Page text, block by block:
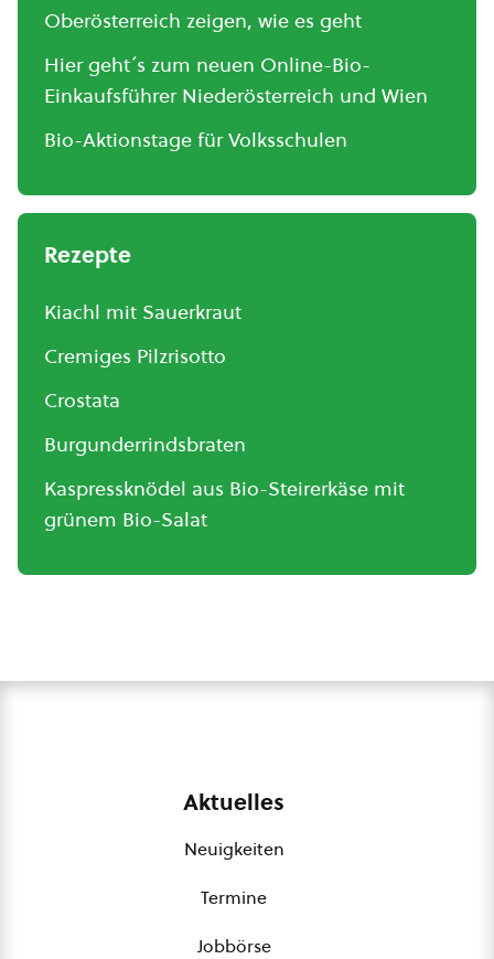
Oberösterreich zeigen, wie es geht
Hier geht´s zum neuen Online-Bio-
Einkaufsführer Niederösterreich und Wien
Bio-Aktionstage für Volksschulen
Rezepte
Kiachl mit Sauerkraut
Cremiges Pilzrisotto
Crostata
Burgunderrindsbraten
Kaspressknödel aus Bio-Steirerkäse mit
grünem Bio-Salat
Aktuelles
Neuigkeiten
Termine
Jobbörse